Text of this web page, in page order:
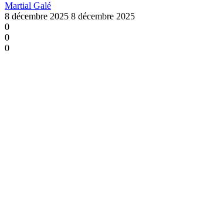
Martial Galé
8 décembre 2025 8 décembre 2025
0
0
0